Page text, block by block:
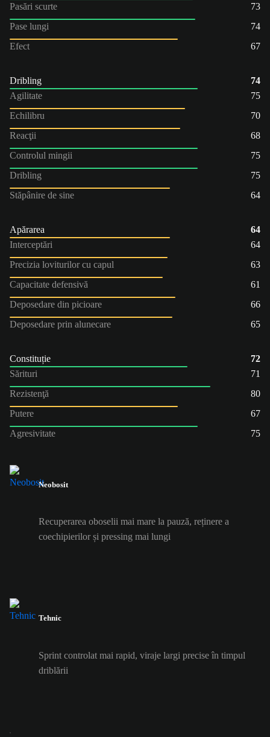
Pasări scurte
73
Pase lungi
74
Efect
67
Dribling
74
Agilitate
75
Echilibru
70
Reacţii
68
Controlul mingii
75
Dribling
75
Stăpânire de sine
64
Apărarea
64
Interceptări
64
Precizia loviturilor cu capul
63
Capacitate defensivă
61
Deposedare din picioare
66
Deposedare prin alunecare
65
Constituție
72
Sărituri
71
Rezistenţă
80
Putere
67
Agresivitate
75
Neobosit
Recuperarea oboselii mai mare la pauză, reținere a
coechipierilor și pressing mai lungi
Tehnic
Sprint controlat mai rapid, viraje largi precise în timpul
driblării